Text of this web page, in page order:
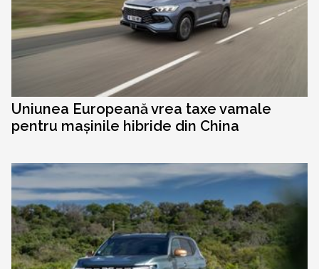
Uniunea Europeană vrea taxe vamale
pentru mașinile hibride din China